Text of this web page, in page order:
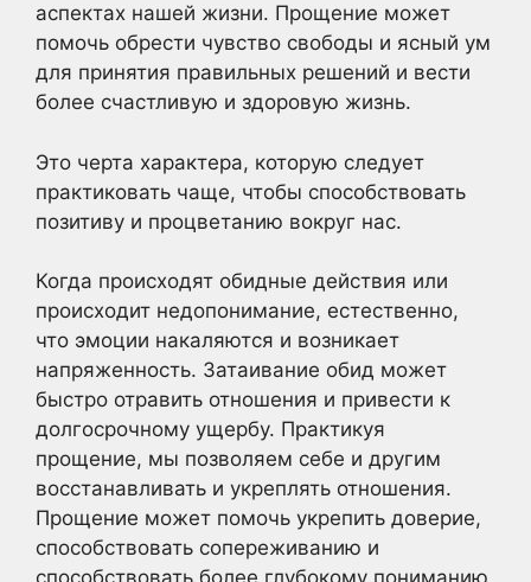
аспектах нашей жизни. Прощение может
помочь обрести чувство свободы и ясный ум
для принятия правильных решений и вести
более счастливую и здоровую жизнь.
Это черта характера, которую следует
практиковать чаще, чтобы способствовать
позитиву и процветанию вокруг нас.
Когда происходят обидные действия или
происходит недопонимание, естественно,
что эмоции накаляются и возникает
напряженность. Затаивание обид может
быстро отравить отношения и привести к
долгосрочному ущербу. Практикуя
прощение, мы позволяем себе и другим
восстанавливать и укреплять отношения.
Прощение может помочь укрепить доверие,
способствовать сопереживанию и
способствовать более глубокому пониманию